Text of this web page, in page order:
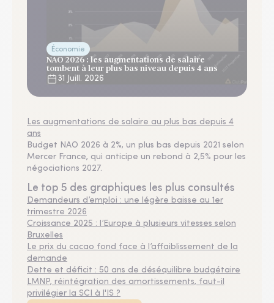
Économie
NAO 2026 : les augmentations de salaire
tombent à leur plus bas niveau depuis 4 ans
31 Juill. 2026
Les augmentations de salaire au plus bas depuis 4
ans
Budget NAO 2026 à 2%, un plus bas depuis 2021 selon
Mercer France, qui anticipe un rebond à 2,5% pour les
négociations 2027.
Le top 5 des graphiques les plus consultés
Demandeurs d’emploi : une légère baisse au 1er
trimestre 2026
Croissance 2025 : l’Europe à plusieurs vitesses selon
Bruxelles
Le prix du cacao fond face à l’affaiblissement de la
demande
Dette et déficit : 50 ans de déséquilibre budgétaire
LMNP, réintégration des amortissements, faut-il
privilégier la SCI à l'IS ?